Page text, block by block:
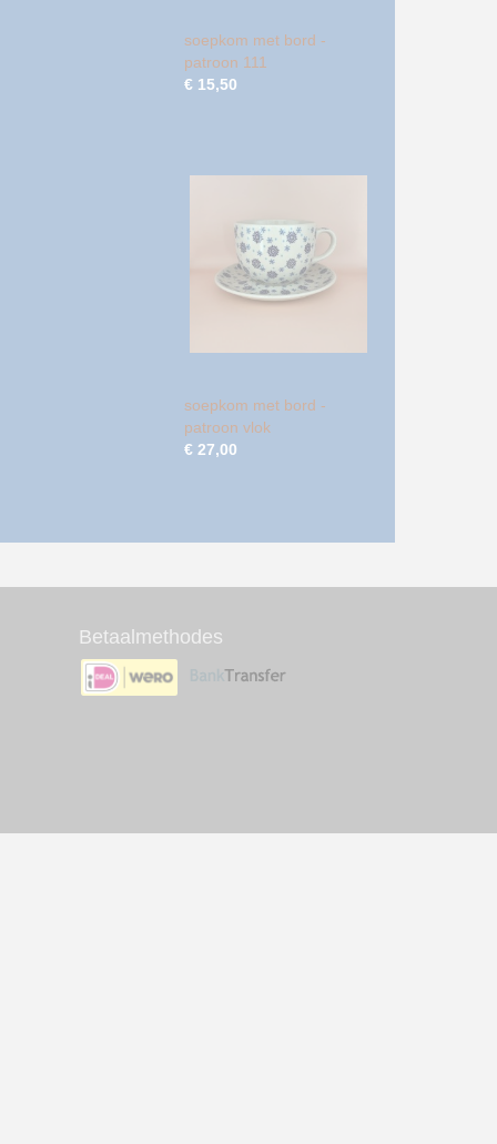
soepkom met bord -
patroon 111
€ 15,50
soepkom met bord -
patroon vlok
€ 27,00
Betaalmethodes